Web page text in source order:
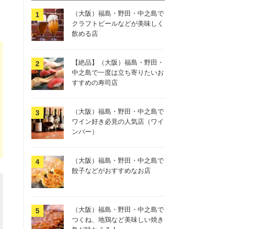
（大阪）福島・野田・中之島で
クラフトビールなどが美味しく
飲める店
【絶品】（大阪）福島・野田・
中之島で一度は立ち寄りたいお
すすめの寿司店
（大阪）福島・野田・中之島で
ワイン好き必見の人気店（ワイ
ンバー）
（大阪）福島・野田・中之島で
餃子などがおすすめなお店
（大阪）福島・野田・中之島で
つくね、地鶏など美味しい焼き